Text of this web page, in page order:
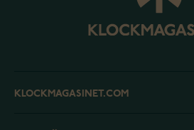
KLOCKMAGASINET.COM